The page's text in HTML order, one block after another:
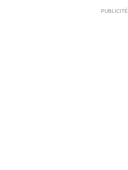
PUBLICITÉ